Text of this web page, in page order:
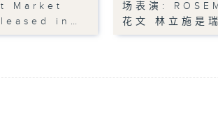
Market
in…
场表演:
花文 林立施是